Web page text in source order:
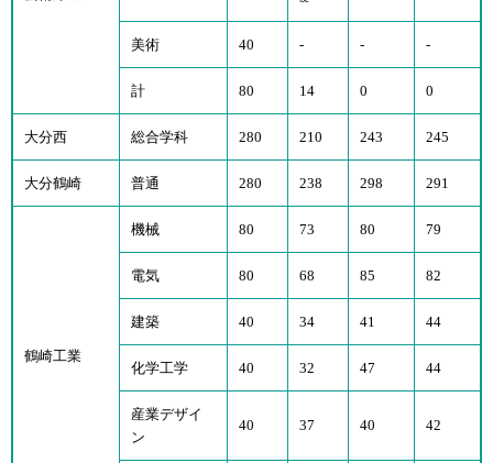
美術 40 - - -
計 80 14 0 0
大分西 総合学科 280 210 243 245
大分鶴崎 普通 280 238 298 291
鶴崎工業
機械 80 73 80 79
電気 80 68 85 82
建築 40 34 41 44
化学工学 40 32 47 44
産業デザイ
ン
40 37 40 42